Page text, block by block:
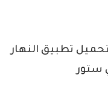
تطبيق النهار
ستور